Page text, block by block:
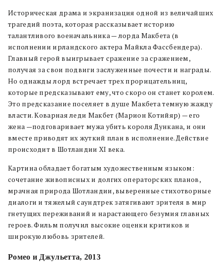
Историческая драма и экранизация одной из величайших
трагедий поэта, которая рассказывает историю
талантливого военачальника — лорда Макбета (в
исполнении ирландского актера Майкла Фассбендера).
Главный герой выигрывает сражение за сражением,
получая за свои подвиги заслуженные почести и награды.
Но однажды лорд встречает трех прорицательниц,
которые предсказывают ему, что скоро он станет королем.
Это предсказание поселяет в душе Макбета темную жажду
власти. Коварная леди Макбет (Марион Котийяр) — его
жена —подговаривает мужа убить короля Дункана, и они
вместе приводят их жуткий план в исполнение. Действие
происходит в Шотландии XI века.
Картина обладает богатым художественным языком:
сочетание живописных и долгих операторских планов,
мрачная природа Шотландии, выверенные стихотворные
диалоги и тяжелый саундтрек затягивают зрителя в мир
гнетущих переживаний и нарастающего безумия главных
героев. Фильм получил высокие оценки критиков и
широкую любовь зрителей.
Ромео и Джульетта, 2013